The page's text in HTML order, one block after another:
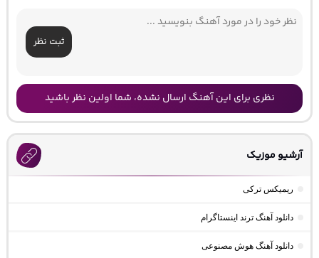
ثبت نظر
نظری برای این آهنگ ارسال نشده، شما اولین نظر باشید
آرشیو موزیک
ریمیکس ترکی
دانلود آهنگ ترند اینستاگرام
دانلود آهنگ هوش مصنوعی